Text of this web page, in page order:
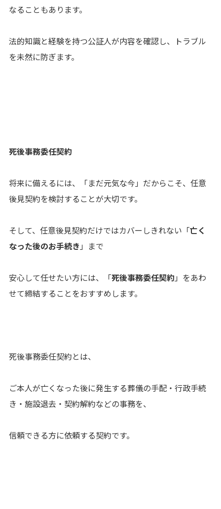
なることもあります。
法的知識と経験を持つ公証人が内容を確認し、トラブル
を未然に防ぎます。
死後事務委任契約
将来に備えるには、「まだ元気な今」だからこそ、任意
後見契約を検討することが大切です。
そして、任意後見契約だけではカバーしきれない「亡く
なった後のお手続き 」まで
安心して任せたい方には、「死後事務委任契約 」をあわ
せて締結することをおすすめします。
死後事務委任契約とは、
ご本人が亡くなった後に発生する葬儀の手配・行政手続
き・施設退去・契約解約などの事務を、
信頼できる方に依頼する契約です。